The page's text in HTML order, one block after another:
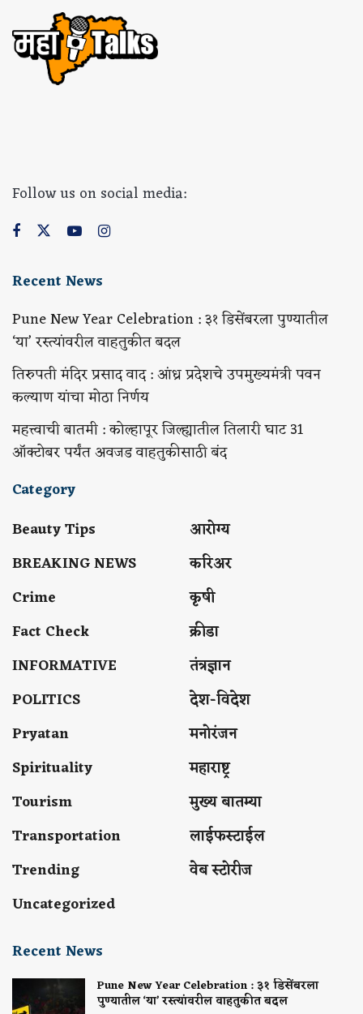
Follow us on social media:
Recent News
Pune New Year Celebration : ३१ डिसेंबरला पुण्यातील
‘या’ रस्त्यांवरील वाहतुकीत बदल
तिरुपती मंदिर प्रसाद वाद : आंध्र प्रदेशचे उपमुख्यमंत्री पवन
कल्याण यांचा मोठा निर्णय
महत्त्वाची बातमी : कोल्हापूर जिल्ह्यातील तिलारी घाट 31
ऑक्टोबर पर्यंत अवजड वाहतुकीसाठी बंद
Category
Beauty Tips
BREAKING NEWS
Crime
Fact Check
INFORMATIVE
POLITICS
Pryatan
Spirituality
Tourism
Transportation
Trending
Uncategorized
आरोग्य
करिअर
कृषी
क्रीडा
तंत्रज्ञान
देश-विदेश
मनोरंजन
महाराष्ट्र
मुख्य बातम्या
लाईफस्टाईल
वेब स्टोरीज
Recent News
Pune New Year Celebration : ३१ डिसेंबरला
पुण्यातील ‘या’ रस्त्यांवरील वाहतुकीत बदल